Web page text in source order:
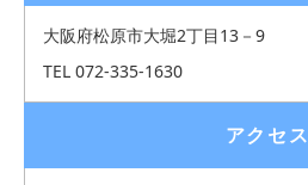
大阪府松原市大堀2丁目13－9
TEL 072-335-1630
アクセス